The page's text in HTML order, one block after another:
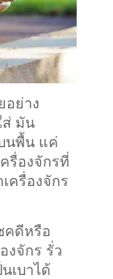
ย่าง
ส่ มัน
นพื้น แค่
รื่องจักรที่
ครื่องจักร
คดีหรือ
งจักร รั่ว
เบาได้